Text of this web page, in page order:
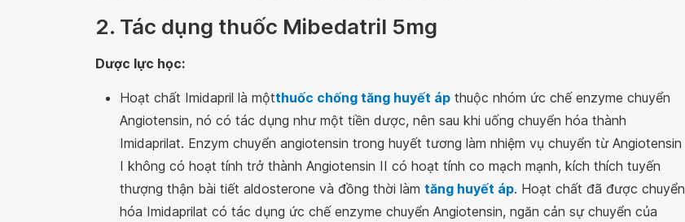
2. Tác dụng thuốc Mibedatril 5mg
Dược lực học:
Hoạt chất Imidapril là mộtthuốc chống tăng huyết áp thuộc nhóm ức chế enzyme chuyển
Angiotensin, nó có tác dụng như một tiền dược, nên sau khi uống chuyển hóa thành
Imidaprilat. Enzym chuyển angiotensin trong huyết tương làm nhiệm vụ chuyển từ Angiotensin
I không có hoạt tính trở thành Angiotensin II có hoạt tính co mạch mạnh, kích thích tuyến
thượng thận bài tiết aldosterone và đồng thời làm tăng huyết áp. Hoạt chất đã được chuyển
hóa Imidaprilat có tác dụng ức chế enzyme chuyển Angiotensin, ngăn cản sự chuyển của